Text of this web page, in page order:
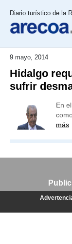
Diario turístico de la
9 mayo, 2014
Hidalgo
sufrir
En
más